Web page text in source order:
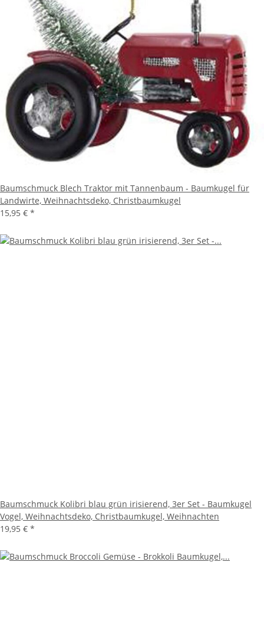
Baumschmuck Blech Traktor mit Tannenbaum - Baumkugel für
Landwirte, Weihnachtsdeko, Christbaumkugel
15,95 € *
Baumschmuck Kolibri blau grün irisierend, 3er Set - Baumkugel
Vogel, Weihnachtsdeko, Christbaumkugel, Weihnachten
19,95 € *